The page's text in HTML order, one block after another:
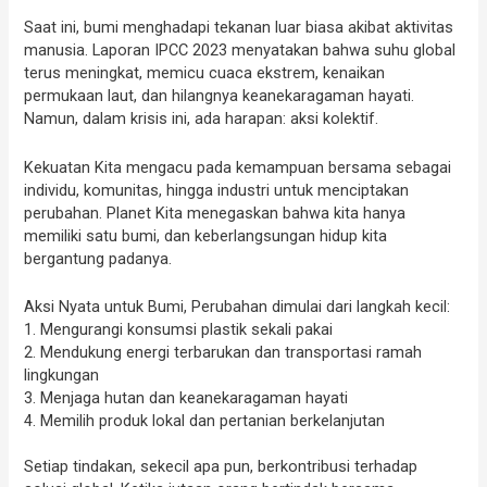
Saat ini, bumi menghadapi tekanan luar biasa akibat aktivitas
manusia. Laporan IPCC 2023 menyatakan bahwa suhu global
terus meningkat, memicu cuaca ekstrem, kenaikan
permukaan laut, dan hilangnya keanekaragaman hayati.
Namun, dalam krisis ini, ada harapan: aksi kolektif.
Kekuatan Kita mengacu pada kemampuan bersama sebagai
individu, komunitas, hingga industri untuk menciptakan
perubahan. Planet Kita menegaskan bahwa kita hanya
memiliki satu bumi, dan keberlangsungan hidup kita
bergantung padanya.
Aksi Nyata untuk Bumi, Perubahan dimulai dari langkah kecil:
1. Mengurangi konsumsi plastik sekali pakai
2. Mendukung energi terbarukan dan transportasi ramah
lingkungan
3. Menjaga hutan dan keanekaragaman hayati
4. Memilih produk lokal dan pertanian berkelanjutan
Setiap tindakan, sekecil apa pun, berkontribusi terhadap